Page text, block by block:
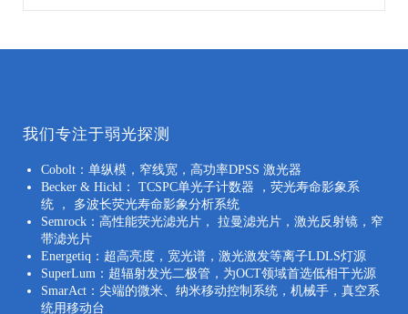
我们专注于弱光探测
Cobolt：单纵模，窄线宽，高功率DPSS 激光器
Becker & Hickl： TCSPC单光子计数器 ，荧光寿命影象系
统 ， 多波长荧光寿命影象分析系统
Semrock：高性能荧光滤光片， 拉曼滤光片，激光反射镜，窄
带滤光片
Energetiq：超高亮度，宽光谱，激光激发等离子LDLS灯源
SuperLum：超辐射发光二极管，为OCT领域首选低相干光源
SmarAct：尖端的微米、纳米移动控制系统，机械手，真空系
统用移动台